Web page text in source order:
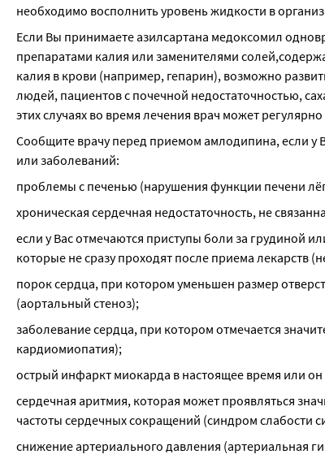
необходимо восполнить уровень жидкости в
Если Вы принимаете азилсартана медоксомил
препаратами калия или заменителями
калия в крови (например, гепарин), возможно
людей, пациентов с почечной недостаточностью,
этих случаях во время лечения врач может
Сообщите врачу перед приемом амлодипина, если у
или заболеваний:
проблемы с печенью (нарушения функции печени
хроническая сердечная недостаточность, не
если у Вас отмечаются приступы боли за грудиной
которые не сразу проходят после приема лекарств
порок сердца, при котором уменьшен размер
(аортальный стеноз);
заболевание сердца, при котором отмечается
кардиомиопатия);
острый инфаркт миокарда в настоящее время или
сердечная аритмия, которая может проявляться
частоты сердечных сокращений (синдром слабости
снижение артериального давления (артериальная